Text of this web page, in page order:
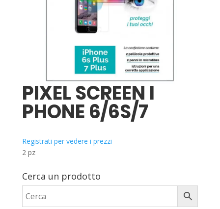
PIXEL SCREEN I
PHONE 6/6S/7
Registrati per vedere i prezzi
2 pz
Cerca un prodotto